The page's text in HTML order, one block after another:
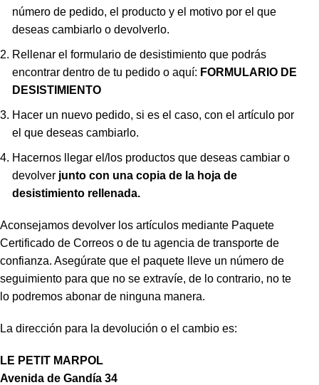
número de pedido, el producto y el motivo por el que
deseas cambiarlo o devolverlo.
Rellenar el formulario de desistimiento que podrás
encontrar dentro de tu pedido o aquí: FORMULARIO DE
DESISTIMIENTO
Hacer un nuevo pedido, si es el caso, con el artículo por
el que deseas cambiarlo.
Hacernos llegar el/los productos que deseas cambiar o
devolver junto con una copia de la hoja de
desistimiento rellenada.
Aconsejamos devolver los artículos mediante Paquete
Certificado de Correos o de tu agencia de transporte de
confianza. Asegúrate que el paquete lleve un número de
seguimiento para que no se extravíe, de lo contrario, no te
lo podremos abonar de ninguna manera.
La dirección para la devolución o el cambio es:
LE PETIT MARPOL
Avenida de Gandía 34